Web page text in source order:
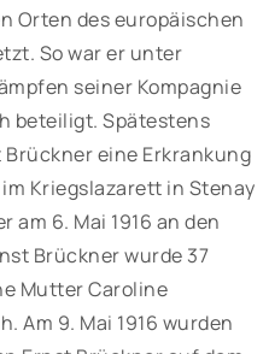
Orten des europäischen
So war er unter
seiner Kompagnie
beteiligt. Spätestens
Brückner eine Erkrankung
Kriegslazarett in Stenay
am 6. Mai 1916 an den
Brückner wurde 37
Mutter Caroline
Am 9. Mai 1916 wurden